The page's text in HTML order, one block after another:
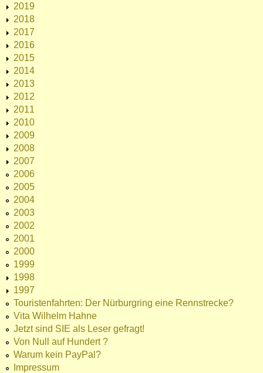
2019
2018
2017
2016
2015
2014
2013
2012
2011
2010
2009
2008
2007
2006
2005
2004
2003
2002
2001
2000
1999
1998
1997
Touristenfahrten: Der Nürburgring eine Rennstrecke?
Vita Wilhelm Hahne
Jetzt sind SIE als Leser gefragt!
Von Null auf Hundert ?
Warum kein PayPal?
Impressum